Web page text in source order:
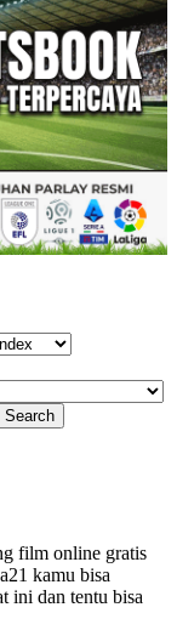
film online gratis
kamu bisa
ini dan tentu bisa